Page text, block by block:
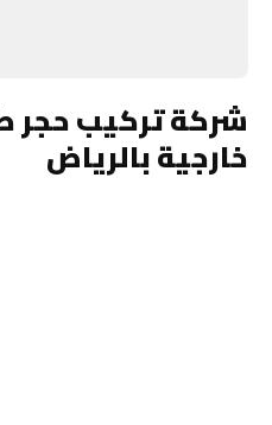
شركة تركيب حجر
خارجية بالرياض